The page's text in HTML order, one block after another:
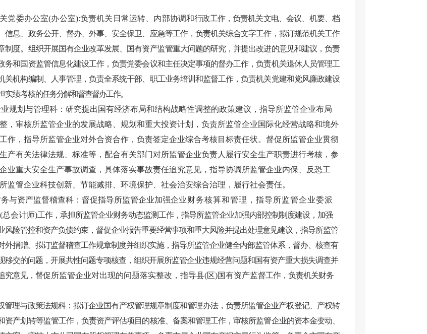
党委办公室(办公室):负责机关日常运转、内部协调和行政工作，负责机关文电、会议、机要、档
信息、政务公开、督办、外事、安全保卫、应急等工作，负责机关综合文字工作，拟订规范机关工作
制度。组织开展国有企业改革发展、国有资产监管重大问题的研究，并提出改进的意见和建议，负责
务和国资监管信息化建设工作，负责党委会议和主任决定事项的督办工作，负责机关退休人员管理工
关机构编制、人事管理，负责全系统干部、职工业务培训和监督工作，负责机关党建和党风廉政建设
实绩考核的任务分解和督查督办工作。
业规划与管理科：研究提出国有经济布局和结构战略性调整的政策建议，指导所监管企业布局
，审核所监管企业的发展战略、规划和重大投资计划，负责所监管企业国际化经营战略和境外
作，指导所监管企业对外合资合作，负责签定企业综合考核目标责任状。督促所监管企业贯彻
产有关法律法规、标准等，配合有关部门对所监管企业负责人履行安全生产职责进行考核，参
业重大安全生产事故调查，具体落实事故责任追究意见，指导协调所监管企业内保、反恐工
监管企业科技创新、节能减排、环境保护、社会治安综合治理，履行社会责任。
务与资产监督稽查科：督促指导所监管企业加强企业财务核算和管理，指导所监管企业委派
总会计师)工作，承担所监管企业财务动态监测工作，指导所监管企业加强内部控制制度建设，加强
风险管控和资产负债约束，督促企业报告重要经营事项和重大风险并提出处理意见建议，指导所监管
外捐赠。拟订监督稽查工作规章制度并组织实施，指导所监管企业健全内部监管体系，督办、核查有
移交的问题，开展共性问题专项核查，组织开展所监管企业违规经营问题和国有资产重大损失调查并
究意见，督促所监管企业对出现的问题落实整改，指导县(区)国有资产监督工作，负责机关财务
管理与政策法规科：拟订企业国有产权管理规章制度和管理办法，负责所监管企业产权登记、产权转
资产划转等监管工作，负责资产评估项目的核准、备案和管理工作，审核所监管企业的资本金变动、